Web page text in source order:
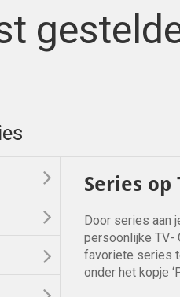
Series op
Door series aan
persoonlijke TV-
favoriete series
onder het kopje